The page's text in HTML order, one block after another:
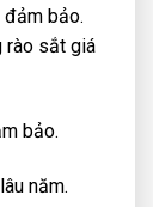
bảo.
rào sắt giá
bảo.
năm.